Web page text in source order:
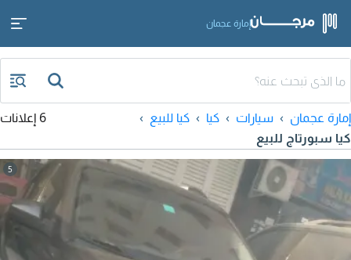
إمارة عجمان
إمارة عجمان سيارات كيا
كيا للبيع
كيا سبورتاج للبيع
6 إعلانات
5